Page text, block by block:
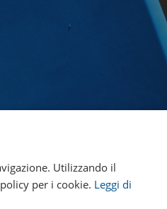
Utilizzando il
per i cookie. Leggi di